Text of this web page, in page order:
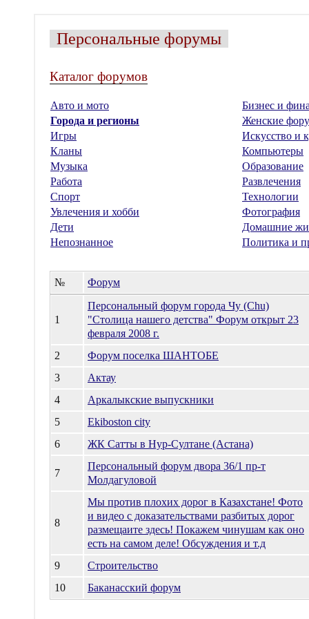
Персональные форумы
Каталог форумов
Авто и мото
Бизнес и
Города и регионы
Женские
Игры
Искусство и
Кланы
Компьютеры
Музыка
Образование
Работа
Развлечения
Спорт
Технологии
Увлечения и хобби
Фотография
Дети
Домашние
Непознанное
Политика и
№ Форум
1
Персональный форум города Чу (Chu)
"Столица нашего детства" Форум открыт 23
февраля 2008 г.
2
Форум поселка ШАНТОБЕ
3
Актау
4
Аркалыкские выпускники
5
Ekiboston city
6
ЖК Сатты в Нур-Султане (Астана)
7
Персональный форум двора 36/1 пр-т
Молдагуловой
8
Мы против плохих дорог в Казахстане! Фото
и видео с доказательствами разбитых дорог
размещаите здесь! Покажем чинушам как оно
есть на самом деле! Обсуждения и т.д
9
Строительство
10
Баканасский форум